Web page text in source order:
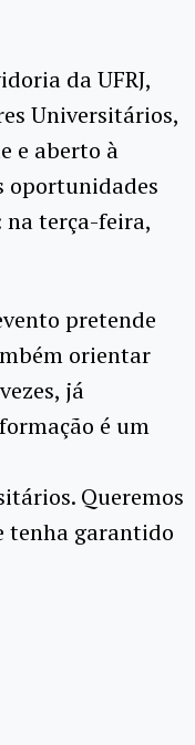
da UFRJ,
Universitários,
e aberto à
oportunidades
na terça-feira,
pretende
orientar
já
é um
Queremos
tenha garantido